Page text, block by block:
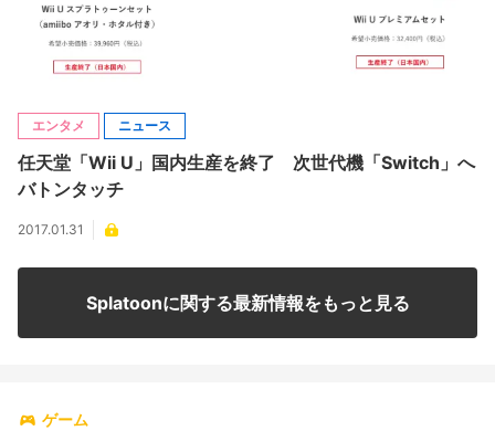
エンタメ ニュース
任天堂「Wii U」国内生産を終了 次世代機「Switch」へ
バトンタッチ
2017.01.31
Splatoonに関する最新情報をもっと見る
ゲーム